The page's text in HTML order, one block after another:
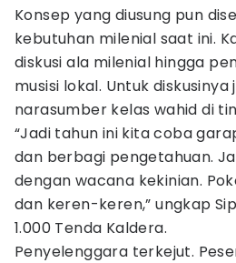
Konsep yang diusung pun
kebutuhan milenial saat ini.
diskusi ala milenial hingga
musisi lokal. Untuk diskusinya
narasumber kelas wahid di
“Jadi tahun ini kita coba
dan berbagi pengetahuan.
dengan wacana kekinian.
dan keren-keren,” ungkap
1.000 Tenda Kaldera.
Penyelenggara terkejut.